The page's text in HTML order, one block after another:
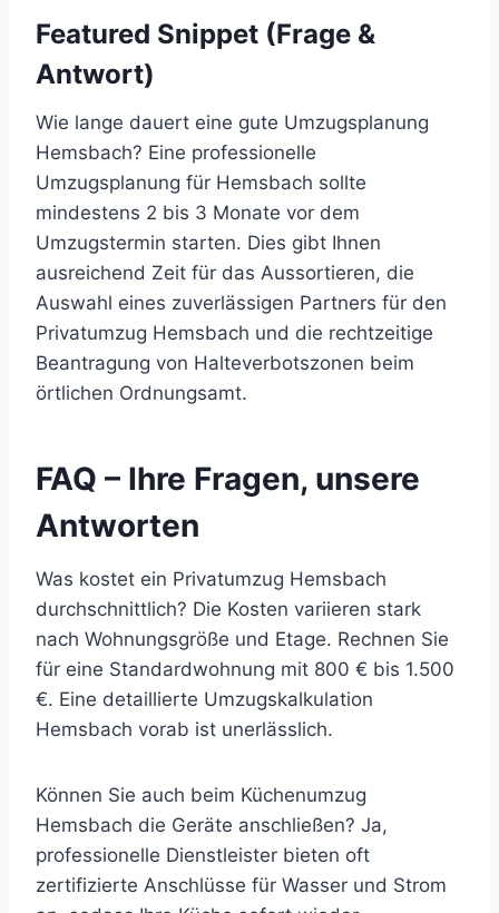
Featured Snippet (Frage &
Antwort)
Wie lange dauert eine gute Umzugsplanung
Hemsbach? Eine professionelle
Umzugsplanung für Hemsbach sollte
mindestens 2 bis 3 Monate vor dem
Umzugstermin starten. Dies gibt Ihnen
ausreichend Zeit für das Aussortieren, die
Auswahl eines zuverlässigen Partners für den
Privatumzug Hemsbach und die rechtzeitige
Beantragung von Halteverbotszonen beim
örtlichen Ordnungsamt.
FAQ – Ihre Fragen, unsere
Antworten
Was kostet ein Privatumzug Hemsbach
durchschnittlich? Die Kosten variieren stark
nach Wohnungsgröße und Etage. Rechnen Sie
für eine Standardwohnung mit 800 € bis 1.500
€. Eine detaillierte Umzugskalkulation
Hemsbach vorab ist unerlässlich.
Können Sie auch beim Küchenumzug
Hemsbach die Geräte anschließen? Ja,
professionelle Dienstleister bieten oft
zertifizierte Anschlüsse für Wasser und Strom